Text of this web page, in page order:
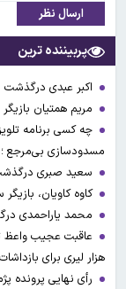
ارسال نظر
پربیننده ترین
اکبر عبدی درگذشت
مریم همتیان
مسدودسازی بی‌مرجع
سعید صبری
کاوه کاویان،
محمد یاراحمدی
هزار لیری برای
رأی نهایی